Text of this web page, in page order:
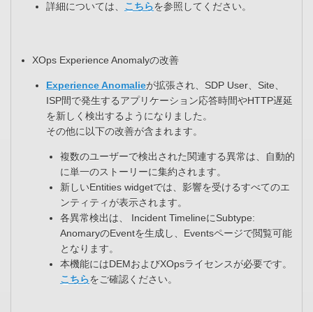
詳細については、 こちらを参照してください。​
XOps Experience Anomalyの改善​
Experience Anomalieが拡張され、SDP User、Site、
ISP間で発生するアプリケーション応答時間やHTTP遅延
を新しく検出するようになりました。​
その他に以下の改善が含まれます。
複数のユーザーで検出された関連する異常は、自動的
に単一のストーリーに集約されます。​
新しいEntities widgetでは、影響を受けるすべてのエ
ンティティが表示されます。​
各異常検出は、 Incident TimelineにSubtype:
AnomaryのEventを生成し、Eventsページで閲覧可能
となります。​
本機能にはDEMおよびXOpsライセンスが必要です。
こちらをご確認ください。​